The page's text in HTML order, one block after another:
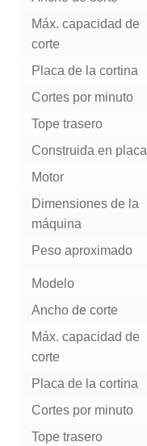
Máx. capacidad de
corte
Placa de la cortina
Cortes por minuto
Tope trasero
Construida en placa
Motor
Dimensiones de la
máquina
Peso aproximado
Modelo
Ancho de corte
Máx. capacidad de
corte
Placa de la cortina
Cortes por minuto
Tope trasero